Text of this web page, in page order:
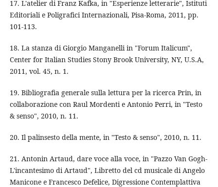
17. L'atelier di Franz Kafka, in "Esperienze letterarie", Istituti
Editoriali e Poligrafici Internazionali, Pisa-Roma, 2011, pp.
101-113.
18. La stanza di Giorgio Manganelli in "Forum Italicum",
Center for Italian Studies Stony Brook University, NY, U.S.A,
2011, vol. 45, n. 1.
19. Bibliografia generale sulla lettura per la ricerca Prin, in
collaborazione con Raul Mordenti e Antonio Perri, in "Testo
& senso", 2010, n. 11.
20. Il palinsesto della mente, in "Testo & senso", 2010, n. 11.
21. Antonin Artaud, dare voce alla voce, in "Pazzo Van Gogh-
L'incantesimo di Artaud", Libretto del cd musicale di Angelo
Manicone e Francesco Defelice, Digressione Contemplattiva